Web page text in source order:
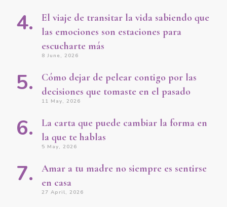
El viaje de transitar la vida sabiendo que
las emociones son estaciones para
escucharte más
8 June, 2026
Cómo dejar de pelear contigo por las
decisiones que tomaste en el pasado
11 May, 2026
La carta que puede cambiar la forma en
la que te hablas
5 May, 2026
Amar a tu madre no siempre es sentirse
en casa
27 April, 2026